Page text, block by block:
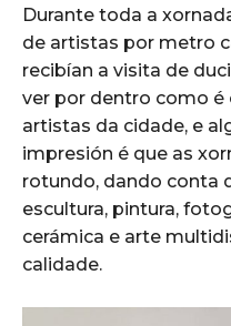
Durante toda a
de artistas por metro
recibían a visita de
ver por dentro como é
artistas da cidade, e
impresión é que as
rotundo, dando conta
escultura, pintura,
cerámica e arte
calidade.